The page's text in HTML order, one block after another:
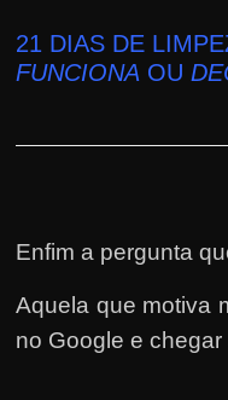
21 DIAS DE
FUNCIONA OU
Enfim a pergunta
Aquela que motiva
no Google e